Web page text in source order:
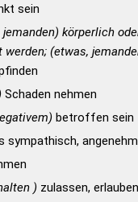
sein
körperlich
(etwas,
Schaden nehmen
betroffen sein
sympathisch,
) zulassen,